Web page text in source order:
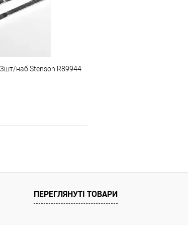
тільки Новою
3шт/наб Stenson R89944
ПЕРЕГЛЯНУТІ ТОВАРИ